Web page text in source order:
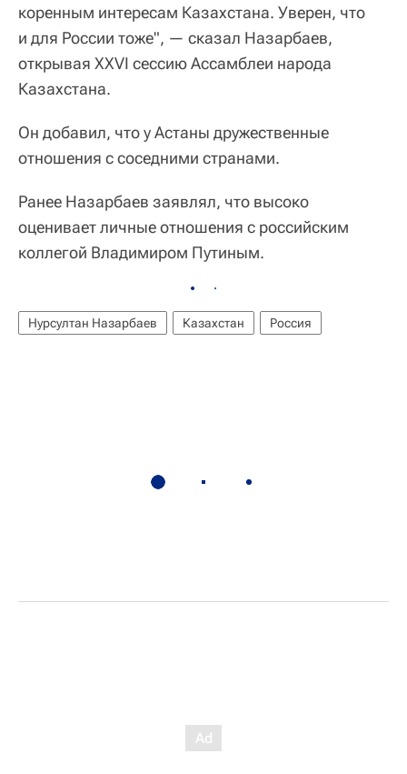
коренным интересам Казахстана. Уверен, что
и для России тоже", — сказал Назарбаев,
открывая XXVI сессию Ассамблеи народа
Казахстана.
Он добавил, что у Астаны дружественные
отношения с соседними странами.
Ранее Назарбаев заявлял, что высоко
оценивает личные отношения с российским
коллегой Владимиром Путиным.
Нурсултан Назарбаев Казахстан Россия